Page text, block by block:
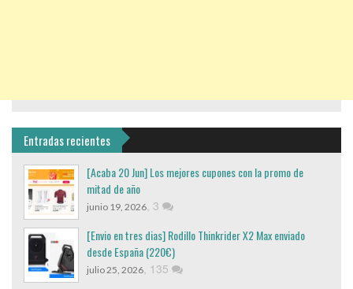
Entradas recientes
[Acaba 20 Jun] Los mejores cupones con la promo de
mitad de año
junio 19, 2026, 3
[Envio en tres dias] Rodillo Thinkrider X2 Max enviado
desde España (220€)
julio 25, 2026, 135